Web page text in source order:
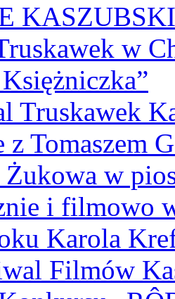
w
Truskawek
z Tomaszem
w
i filmowo
Karola
Filmów